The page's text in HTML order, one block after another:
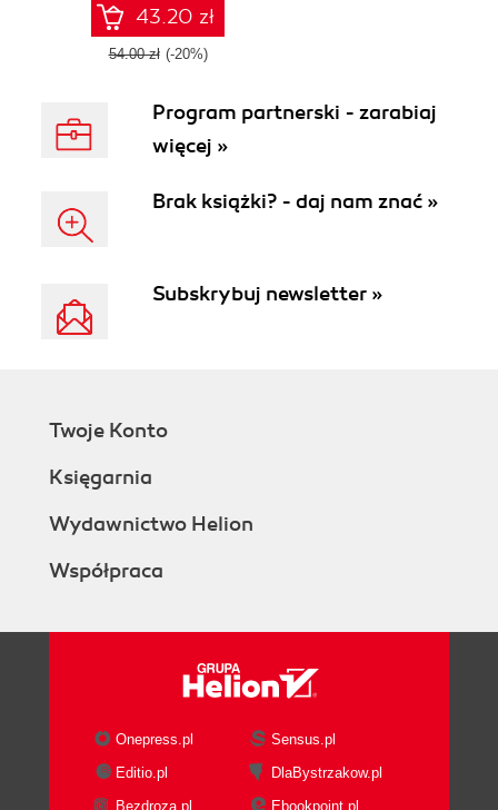
43.20 zł
54.00 zł (-20%)
Program partnerski - zarabiaj
więcej »
Brak książki? - daj nam znać »
Subskrybuj newsletter »
Twoje Konto
Księgarnia
Wydawnictwo Helion
Współpraca
Onepress.pl
Sensus.pl
Editio.pl
DlaBystrzakow.pl
Bezdroza.pl
Ebookpoint.pl